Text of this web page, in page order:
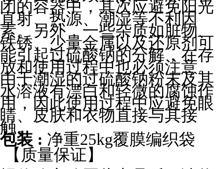
闭的容器中，其次应避免阳光
直射、热源、潮湿等不利因
素。另外，一些杂质如脏物、
铁锈、少量金属以及还原剂可
能引起过硫酸钠的分解，在存
放和使用过程中也必须注意。
由于潮湿的过硫酸钠粉末及其
水溶液有漂白和轻微的腐蚀作
用，因此使用过程中应避免眼
睛、皮肤和衣物直接与其接
触。
包装 : 净重25kg覆膜编织袋
【质量保证】